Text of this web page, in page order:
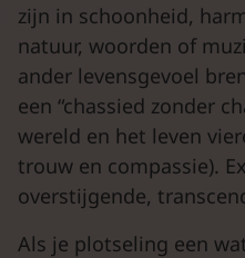
zijn in schoonheid,
natuur, woorden of
ander levensgevoel
een “chassied zonder
wereld en het leven
trouw en compassie).
overstijgende,
Als je plotseling een